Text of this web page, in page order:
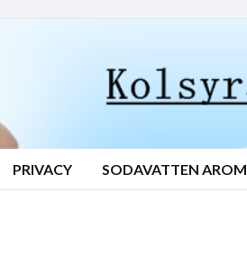
PRIVACY SODAVATTEN AROM